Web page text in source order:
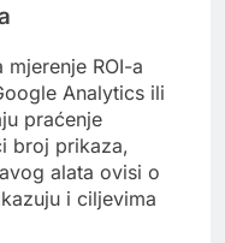
ROI-a
Analytics ili
praćenje
broj prikaza,
alata ovisi o
i ciljevima